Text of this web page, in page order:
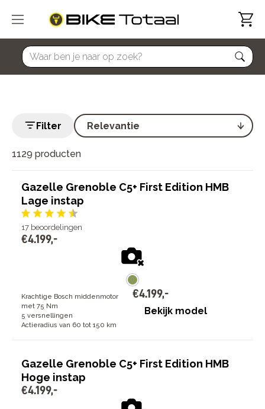
home
1129 producten
Filter
Gazelle Grenoble C5+ First Edition HMB
Lage instap
17 beoordelingen
€4.199,-
Krachtige Bosch middenmotor
met 75 Nm
5 versnellingen
Actieradius van 60 tot 150 km
€4.199,-
Bekijk model
Gazelle Grenoble C5+ First Edition HMB
Hoge instap
€4.199,-